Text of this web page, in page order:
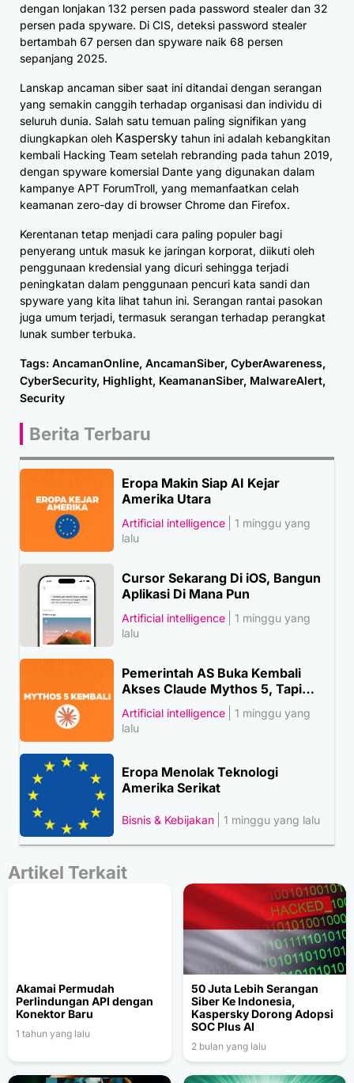
dengan lonjakan 132 persen pada password stealer dan 32
persen pada spyware. Di CIS, deteksi password stealer
bertambah 67 persen dan spyware naik 68 persen
sepanjang 2025.
Lanskap ancaman siber saat ini ditandai dengan serangan
yang semakin canggih terhadap organisasi dan individu di
seluruh dunia. Salah satu temuan paling signifikan yang
diungkapkan oleh Kaspersky tahun ini adalah kebangkitan
kembali Hacking Team setelah rebranding pada tahun 2019,
dengan spyware komersial Dante yang digunakan dalam
kampanye APT ForumTroll, yang memanfaatkan celah
keamanan zero-day di browser Chrome dan Firefox.
Kerentanan tetap menjadi cara paling populer bagi
penyerang untuk masuk ke jaringan korporat, diikuti oleh
penggunaan kredensial yang dicuri sehingga terjadi
peningkatan dalam penggunaan pencuri kata sandi dan
spyware yang kita lihat tahun ini. Serangan rantai pasokan
juga umum terjadi, termasuk serangan terhadap perangkat
lunak sumber terbuka.
Tags: AncamanOnline, AncamanSiber, CyberAwareness,
CyberSecurity, Highlight, KeamananSiber, MalwareAlert,
Security
Berita Terbaru
Eropa Makin Siap AI Kejar
Amerika Utara
Artificial intelligence
1 minggu yang
lalu
Cursor Sekarang Di iOS, Bangun
Aplikasi Di Mana Pun
Artificial intelligence
1 minggu yang
lalu
Pemerintah AS Buka Kembali
Akses Claude Mythos 5, Tapi…
Artificial intelligence
1 minggu yang
lalu
Eropa Menolak Teknologi
Amerika Serikat
Bisnis & Kebijakan 1 minggu yang lalu
Artikel Terkait
Akamai Permudah
Perlindungan API dengan
Konektor Baru
1 tahun yang lalu
50 Juta Lebih Serangan
Siber Ke Indonesia,
Kaspersky Dorong Adopsi
SOC Plus AI
2 bulan yang lalu